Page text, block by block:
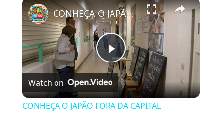
Play Video
CONHEÇA O JAPÃO FORA DA CAPITAL
Watch on
CONHEÇA O JAPÃO FORA DA CAPITAL